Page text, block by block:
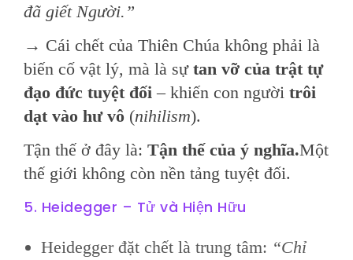
đã giết Người.”
→ Cái chết của Thiên Chúa không phải là
biến cố vật lý, mà là sự tan vỡ của trật tự
đạo đức tuyệt đối– khiến con người trôi
dạt vào hư vô (nihilism).
Tận thế ở đây là: Tận thế của ý nghĩa.Một
thế giới không còn nền tảng tuyệt đối.
5. Heidegger – Tử và Hiện Hữu
Heidegger đặt chết là trung tâm: “Chỉ